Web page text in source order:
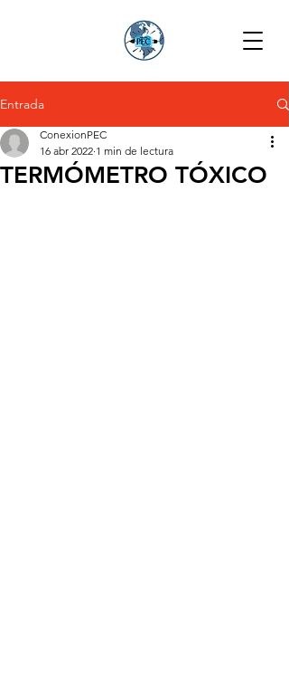
Entrada
TERMÓMETRO TÓXICO
ConexionPEC
16 abr 2022 1 min de lectura